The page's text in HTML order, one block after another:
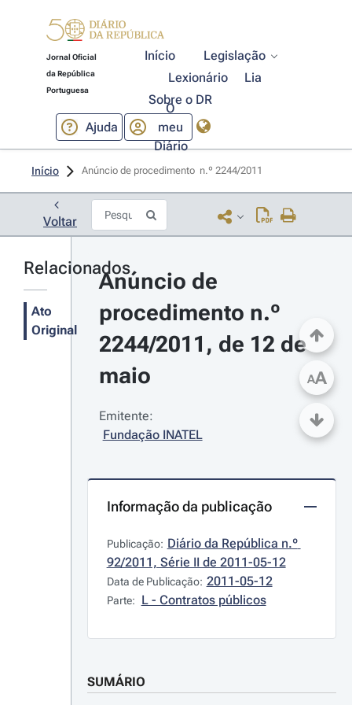
Jornal Oficial
da República
Portuguesa
Início
Legislação
Lexionário
Lia
Sobre o DR
Ajuda
O
meu
Diário
Início Anúncio de procedimento  n.º 2244/2011
Voltar
Relacionados
Ato
Original
Anúncio de
procedimento n.º
2244/2011, de 12 de
maio
Emitente:
Fundação INATEL
Informação da publicação
Publicação: Diário da República n.º
92/2011, Série II de 2011-05-12
Data de Publicação: 2011-05-12
Parte: L - Contratos públicos
SUMÁRIO
AA